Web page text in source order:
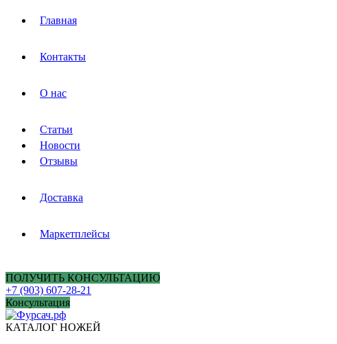
Главная
Контакты
О нас
Статьи
Новости
Отзывы
Доставка
Маркетплейсы
ПОЛУЧИТЬ КОНСУЛЬТАЦИЮ
+7 (903) 607-28-21
Консультация
КАТАЛОГ НОЖЕЙ